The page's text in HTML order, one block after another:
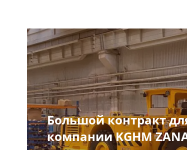
Большой контракт
компании KGHM